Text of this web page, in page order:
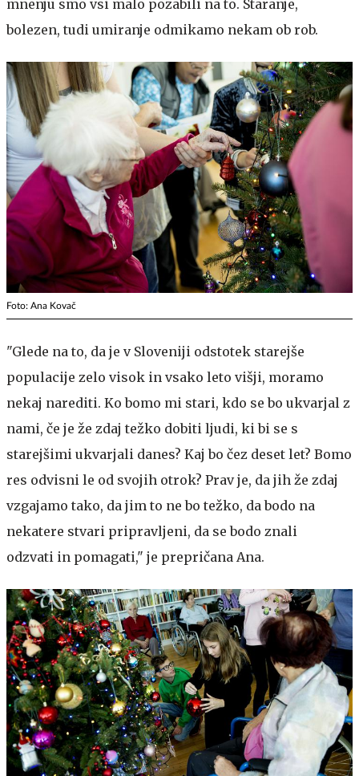
mnenju smo vsi malo pozabili na to. Staranje,
bolezen, tudi umiranje odmikamo nekam ob rob.
Foto: Ana Kovač
"Glede na to, da je v Sloveniji odstotek starejše
populacije zelo visok in vsako leto višji, moramo
nekaj narediti. Ko bomo mi stari, kdo se bo ukvarjal z
nami, če je že zdaj težko dobiti ljudi, ki bi se s
starejšimi ukvarjali danes? Kaj bo čez deset let? Bomo
res odvisni le od svojih otrok? Prav je, da jih že zdaj
vzgajamo tako, da jim to ne bo težko, da bodo na
nekatere stvari pripravljeni, da se bodo znali
odzvati in pomagati," je prepričana Ana.